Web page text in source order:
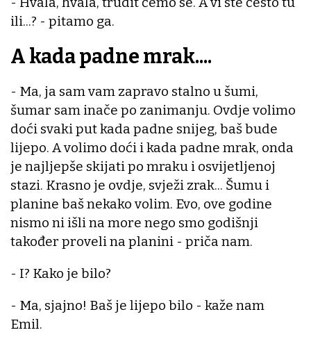
ili...? - pitamo ga.
A kada padne mrak....
- Ma, ja sam vam zapravo stalno u šumi,
šumar sam inače po zanimanju. Ovdje volimo
doći svaki put kada padne snijeg, baš bude
lijepo. A volimo doći i kada padne mrak, onda
je najljepše skijati po mraku i osvijetljenoj
stazi. Krasno je ovdje, svježi zrak... Šumu i
planine baš nekako volim. Evo, ove godine
nismo ni išli na more nego smo godišnji
također proveli na planini - priča nam.
- I? Kako je bilo?
- Ma, sjajno! Baš je lijepo bilo - kaže nam
Emil.